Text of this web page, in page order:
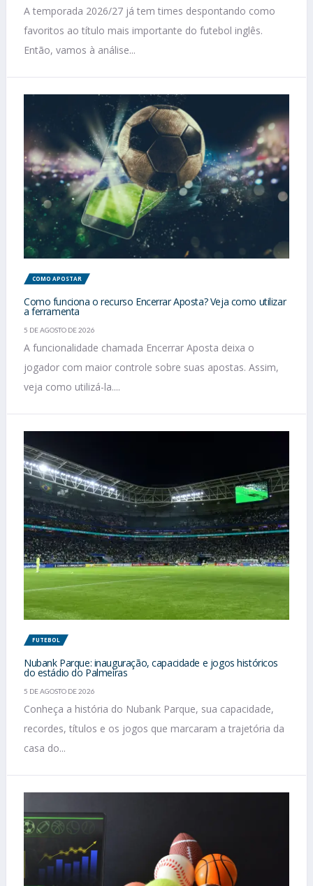
A temporada 2026/27 já tem times despontando como
favoritos ao título mais importante do futebol inglês.
Então, vamos à análise...
COMO APOSTAR
Como funciona o recurso Encerrar Aposta? Veja como utilizar
a ferramenta
5 DE AGOSTO DE 2026
A funcionalidade chamada Encerrar Aposta deixa o
jogador com maior controle sobre suas apostas. Assim,
veja como utilizá-la....
FUTEBOL
Nubank Parque: inauguração, capacidade e jogos históricos
do estádio do Palmeiras
5 DE AGOSTO DE 2026
Conheça a história do Nubank Parque, sua capacidade,
recordes, títulos e os jogos que marcaram a trajetória da
casa do...